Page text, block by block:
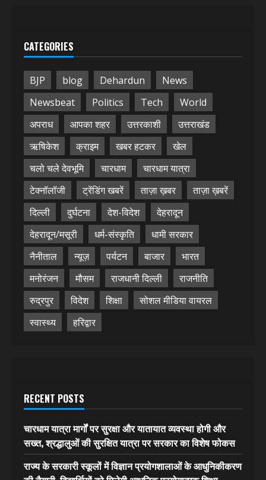
CATEGORIES
BJP blog Dehardun
News
Newsbeat
Politics Tech
World
अपराध
आपका शहर उत्तरकाशी
उत्तराखंड
ऋषिकेश
क्राइम खबर हटकर
खेल
चलो चले देवभूमि
चारधाम
चारधाम यात्रा
टेक्नॉलॉजी
ट्रेंडिंग खबरें ताज़ा ख़बर
ताज़ा ख़बरें
दिल्ली
दुर्घटना देश-विदेश
देहरादून
देहरादून/मसूरी
धर्म-संस्कृति
धामी सरकार
नैनीताल
न्यूज़ पर्यटन बाजार
भारत
मनोरंजन
मौसम राजधानी दिल्ली
राजनीति
रुद्रपुर
विदेश शिक्षा
सोशल मीडिया वायरल
स्वास्थ्य
हरिद्वार
RECENT POSTS
चारधाम यात्रा मार्गों पर सुरक्षा और यातायात व्यवस्था होगी और
सख्त, श्रद्धालुओं की सुरक्षित यात्रा पर सरकार का विशेष फोकस
राज्य के सरकारी स्कूलों में विज्ञान प्रयोगशालाओं के आधुनिकीकरण